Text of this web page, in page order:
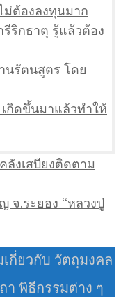
ต้องลงทุนมาก
ริกธาตุ รู้แล้วต้อง
นรัตนสูตร โดย
กิดขึ้นมาแล้วทำให้
ลังเสบียงติดตาม
จ.ระยอง “หลวงปู่
กี่ยวกับ วัตถุมงคล
า พิธีกรรมต่าง ๆ